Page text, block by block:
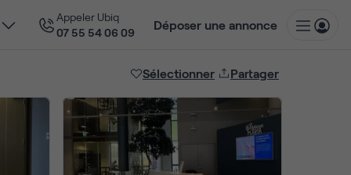
Appeler Ubiq
07 55 54 06 09
Déposer une annonce
Sélectionner Partager